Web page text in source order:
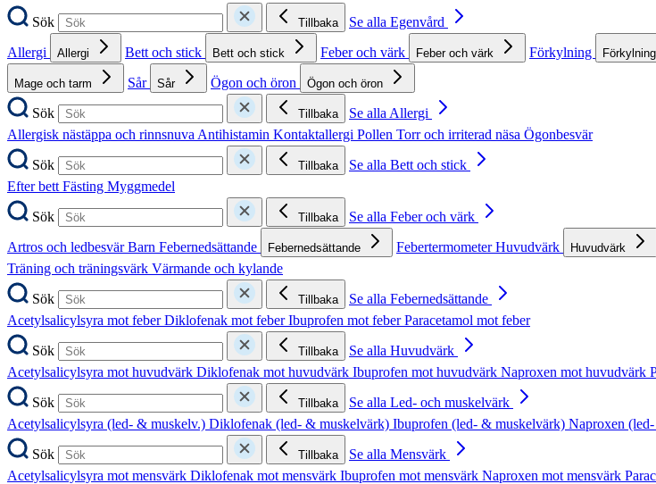
Sök
Tillbaka
Se alla Egenvård
Allergi
Allergi Bett och stick Bett och stick Feber och värk Feber och värk Förkylning Förkylning
Mage och tarm Sår Sår Ögon och öron Ögon och öron
Sök Tillbaka
Se alla Allergi
Allergisk nästäppa och rinnsnuva Antihistamin Kontaktallergi Pollen Torr och irriterad näsa Ögonbesvär
Sök
Tillbaka
Se alla Bett och stick
Efter bett Fästing Myggmedel
Sök
Tillbaka
Se alla Feber och värk
Artros och ledbesvärBarn Febernedsättande Febernedsättande FebertermometerHuvudvärk Huvudvärk
Träning och träningsvärk Värmande och kylande
Sök
Tillbaka
Se alla Febernedsättande
Acetylsalicylsyra mot feberDiklofenak mot feberIbuprofen mot feberParacetamol mot feber
Sök
Tillbaka
Se alla Huvudvärk
Acetylsalicylsyra mot huvudvärk Diklofenak mot huvudvärk Ibuprofen mot huvudvärk Naproxen mot huvudvärk
Sök
Tillbaka
Se alla Led- och muskelvärk
Acetylsalicylsyra (led- & muskelv.) Diklofenak (led- & muskelvärk) Ibuprofen (led- & muskelvärk) Naproxen
Sök
Tillbaka
Se alla Mensvärk
Acetylsalicylsyra mot mensvärk Diklofenak mot mensvärk Ibuprofen mot mensvärk Naproxen mot mensvärk